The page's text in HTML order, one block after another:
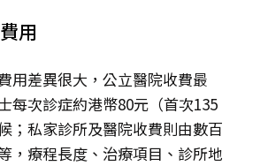
用
用差異很大，公立醫院收費最
每次診症約港幣80元（首次135
；私家診所及醫院收費則由數百
，療程長度、治療項目、診所地